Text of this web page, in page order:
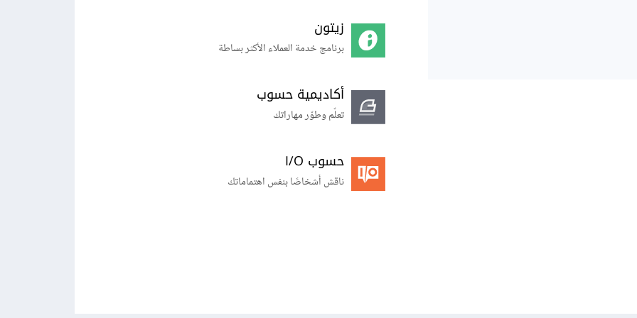
زيتون
برنامج خدمة العملاء الأكثر بساطة
أكاديمية حسوب
تعلّم وطوّر مهاراتك
حسوب I/O
ناقش أشخاصًا بنفس اهتماماتك